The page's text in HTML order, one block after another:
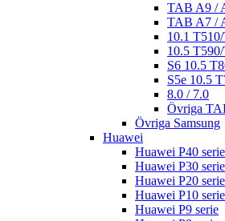
TAB A9 /
TAB A7 /
10.1
10.5
S6 10.5
S5e 10.5
8.0 / 7.0
Övriga
Övriga Samsung
Huawei
Huawei P40 serie
Huawei P30 serie
Huawei P20 serie
Huawei P10 serie
Huawei P9 serie